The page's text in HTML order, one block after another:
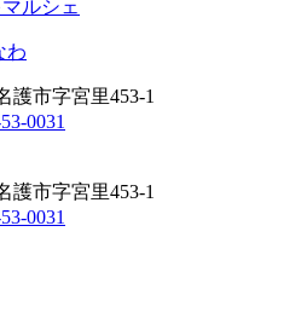
護市字宮里453-1
0031
護市字宮里453-1
0031